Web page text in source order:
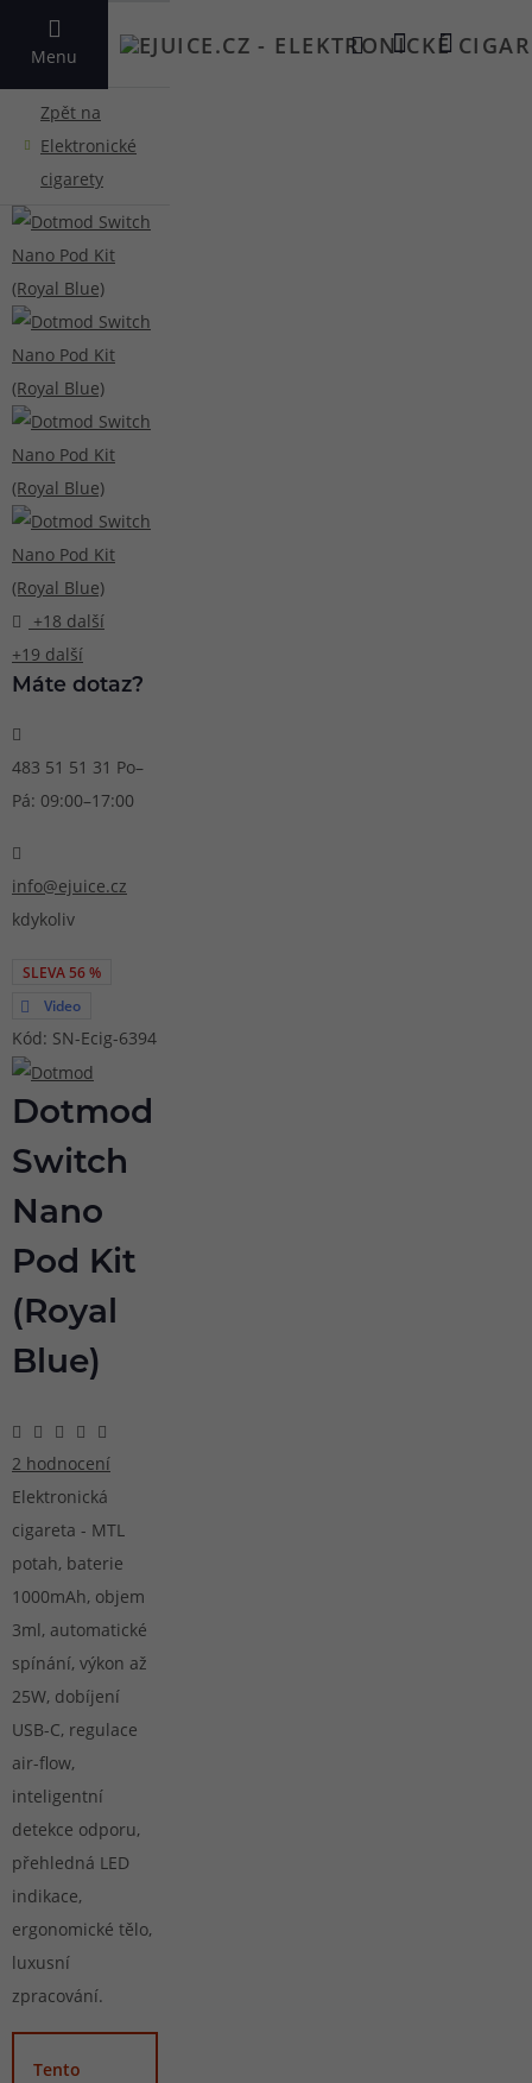
Menu
VYHLEDAT
+18 další
+19 další
Máte dotaz?
483 51 51 31 Po–
Pá: 09:00–17:00
info@ejuice.cz
kdykoliv
SLEVA 56 %
Video
Kód: SN-Ecig-6394
Dotmod
Switch
Nano
Pod Kit
(Royal
Blue)
2 hodnocení
Elektronická
cigareta - MTL
potah, baterie
1000mAh, objem
3ml, automatické
spínání, výkon až
25W, dobíjení
USB-C, regulace
air-flow,
inteligentní
detekce odporu,
přehledná LED
indikace,
ergonomické tělo,
luxusní
zpracování.
Tento